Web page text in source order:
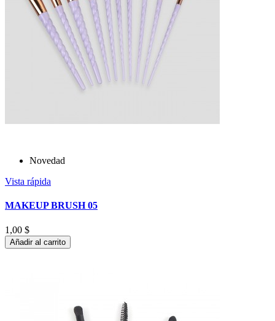
Novedad
Vista rápida
MAKEUP BRUSH 05
1,00 $
Añadir al carrito